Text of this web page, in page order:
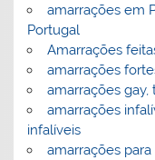
amarrações em
Portugal
Amarrações
amarrações
amarrações
amarrações
infalíveis
amarrações